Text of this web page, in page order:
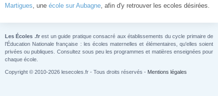
Martigues, une école sur Aubagne, afin d'y retrouver les ecoles désirées.
Les Écoles .frest un guide pratique consacré aux établissements du cycle primaire de
l'Éducation Nationale française : les écoles maternelles et élémentaires, qu'elles soient
privées ou publiques. Consultez sous peu les programmes et matières enseignées pour
chaque école.
Copyright © 2010-2026 lesecoles.fr - Tous droits réservés - Mentions légales